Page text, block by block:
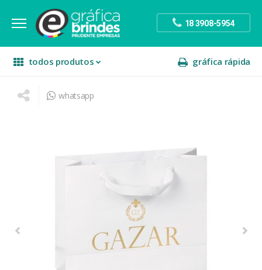
18 3908-5954
todos produtos gráfica rápida
escritório
decoração
whatsapp